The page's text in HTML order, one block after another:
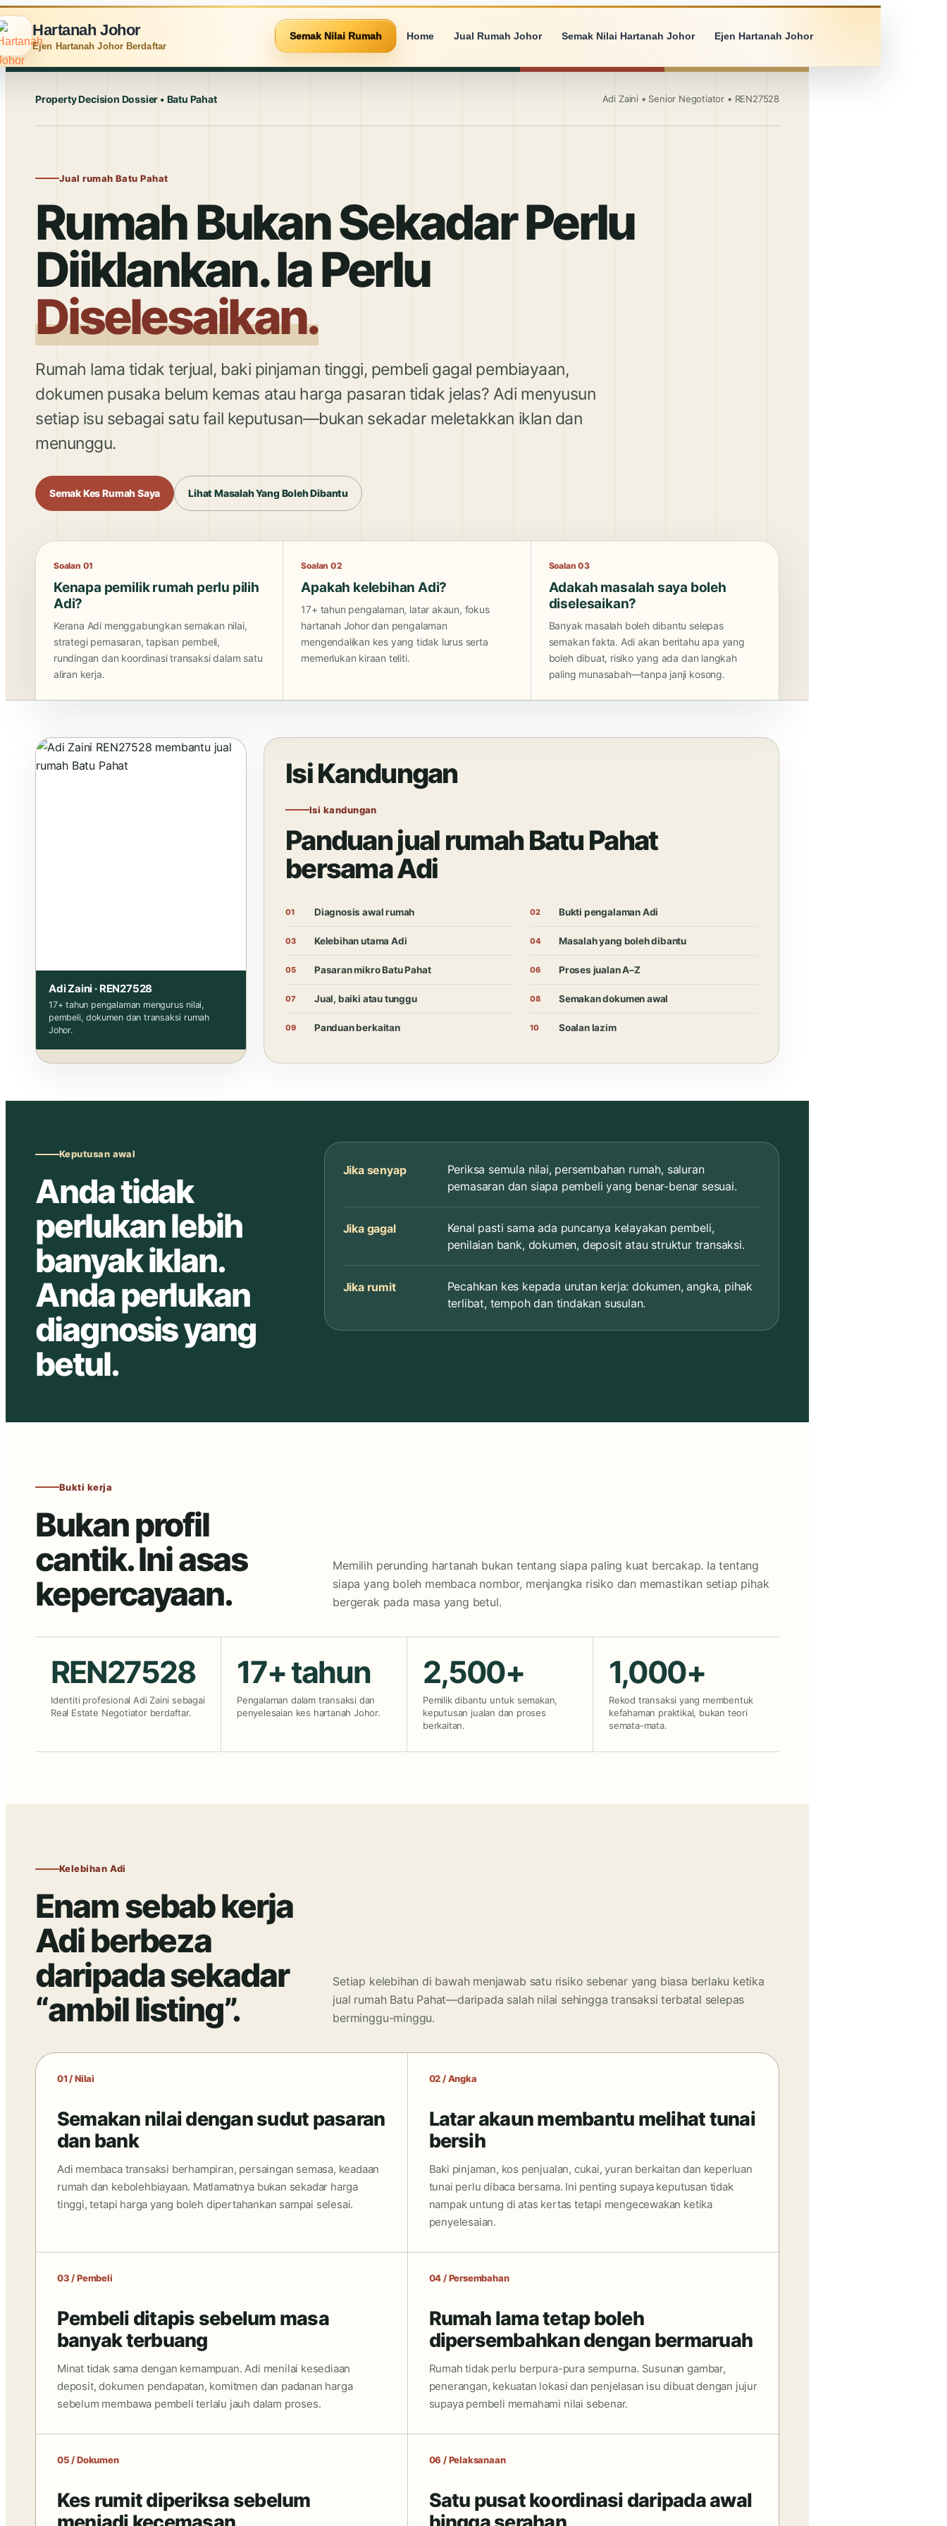
Hartanah Johor
Ejen Hartanah Johor Berdaftar
Semak Nilai Rumah Home Jual Rumah Johor Semak Nilai Hartanah Johor Ejen Hartanah Johor
Property Decision Dossier • Batu Pahat Adi Zaini • Senior Negotiator • REN27528
Jual rumah Batu Pahat
Rumah Bukan Sekadar Perlu
Diiklankan. Ia Perlu
Diselesaikan.
Rumah lama tidak terjual, baki pinjaman tinggi, pembeli gagal pembiayaan,
dokumen pusaka belum kemas atau harga pasaran tidak jelas? Adi menyusun
setiap isu sebagai satu fail keputusan—bukan sekadar meletakkan iklan dan
menunggu.
Semak Kes Rumah Saya Lihat Masalah Yang Boleh Dibantu
Soalan 01
Kenapa pemilik rumah perlu pilih
Adi?
Kerana Adi menggabungkan semakan nilai,
strategi pemasaran, tapisan pembeli,
rundingan dan koordinasi transaksi dalam satu
aliran kerja.
Soalan 02
Apakah kelebihan Adi?
17+ tahun pengalaman, latar akaun, fokus
hartanah Johor dan pengalaman
mengendalikan kes yang tidak lurus serta
memerlukan kiraan teliti.
Soalan 03
Adakah masalah saya boleh
diselesaikan?
Banyak masalah boleh dibantu selepas
semakan fakta. Adi akan beritahu apa yang
boleh dibuat, risiko yang ada dan langkah
paling munasabah—tanpa janji kosong.
Adi Zaini · REN27528
17+ tahun pengalaman mengurus nilai,
pembeli, dokumen dan transaksi rumah
Johor.
Isi Kandungan
Isi kandungan
Panduan jual rumah Batu Pahat
bersama Adi
Diagnosis awal rumah Bukti pengalaman Adi
Kelebihan utama Adi Masalah yang boleh dibantu
Pasaran mikro Batu Pahat Proses jualan A–Z
Jual, baiki atau tunggu Semakan dokumen awal
Panduan berkaitan Soalan lazim
Keputusan awal
Anda tidak
perlukan lebih
banyak iklan.
Anda perlukan
diagnosis yang
betul.
Jika senyap
Periksa semula nilai, persembahan rumah, saluran
pemasaran dan siapa pembeli yang benar-benar sesuai.
Jika gagal
Kenal pasti sama ada puncanya kelayakan pembeli,
penilaian bank, dokumen, deposit atau struktur transaksi.
Jika rumit
Pecahkan kes kepada urutan kerja: dokumen, angka, pihak
terlibat, tempoh dan tindakan susulan.
Bukti kerja
Bukan profil
cantik. Ini asas
kepercayaan.
Memilih perunding hartanah bukan tentang siapa paling kuat bercakap. Ia tentang
siapa yang boleh membaca nombor, menjangka risiko dan memastikan setiap pihak
bergerak pada masa yang betul.
REN27528
Identiti profesional Adi Zaini sebagai
Real Estate Negotiator berdaftar.
17+ tahun
Pengalaman dalam transaksi dan
penyelesaian kes hartanah Johor.
2,500+
Pemilik dibantu untuk semakan,
keputusan jualan dan proses
berkaitan.
1,000+
Rekod transaksi yang membentuk
kefahaman praktikal, bukan teori
semata-mata.
Kelebihan Adi
Enam sebab kerja
Adi berbeza
daripada sekadar
“ambil listing”.
Setiap kelebihan di bawah menjawab satu risiko sebenar yang biasa berlaku ketika
jual rumah Batu Pahat—daripada salah nilai sehingga transaksi terbatal selepas
berminggu-minggu.
01 / Nilai
Semakan nilai dengan sudut pasaran
dan bank
Adi membaca transaksi berhampiran, persaingan semasa, keadaan
rumah dan kebolehbiayaan. Matlamatnya bukan sekadar harga
tinggi, tetapi harga yang boleh dipertahankan sampai selesai.
02 / Angka
Latar akaun membantu melihat tunai
bersih
Baki pinjaman, kos penjualan, cukai, yuran berkaitan dan keperluan
tunai perlu dibaca bersama. Ini penting supaya keputusan tidak
nampak untung di atas kertas tetapi mengecewakan ketika
penyelesaian.
03 / Pembeli
Pembeli ditapis sebelum masa
banyak terbuang
Minat tidak sama dengan kemampuan. Adi menilai kesediaan
deposit, dokumen pendapatan, komitmen dan padanan harga
sebelum membawa pembeli terlalu jauh dalam proses.
04 / Persembahan
Rumah lama tetap boleh
dipersembahkan dengan bermaruah
Rumah tidak perlu berpura-pura sempurna. Susunan gambar,
penerangan, kekuatan lokasi dan penjelasan isu dibuat dengan jujur
supaya pembeli memahami nilai sebenar.
05 / Dokumen
Kes rumit diperiksa sebelum
06 / Pelaksanaan
Satu pusat koordinasi daripada awal